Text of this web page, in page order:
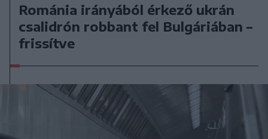
Románia irányából érkező ukrán
csalidrón robbant fel Bulgáriában –
frissítve